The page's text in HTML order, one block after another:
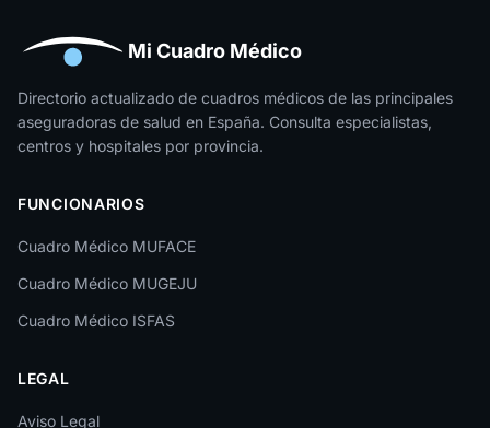
Huesca
Jaén
La Rioja
León
Lleida
Lugo
Málaga
Melilla
Mi Cuadro Médico
Directorio actualizado de cuadros médicos de las principales
aseguradoras de salud en España. Consulta especialistas,
centros y hospitales por provincia.
FUNCIONARIOS
Cuadro Médico MUFACE
Cuadro Médico MUGEJU
Cuadro Médico ISFAS
LEGAL
Aviso Legal